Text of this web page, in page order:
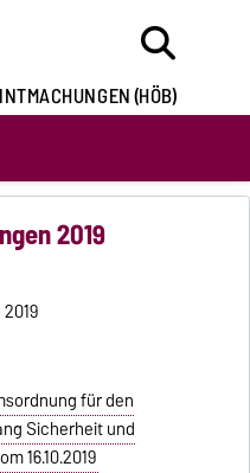
(HÖB)
2019
für den
Sicherheit und
16.10.2019